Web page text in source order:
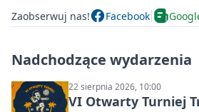
Zaobserwuj nas! Facebook
Nadchodzące wydarzenia
22 sierpnia 2026, 10:00
VI Otwarty Turniej